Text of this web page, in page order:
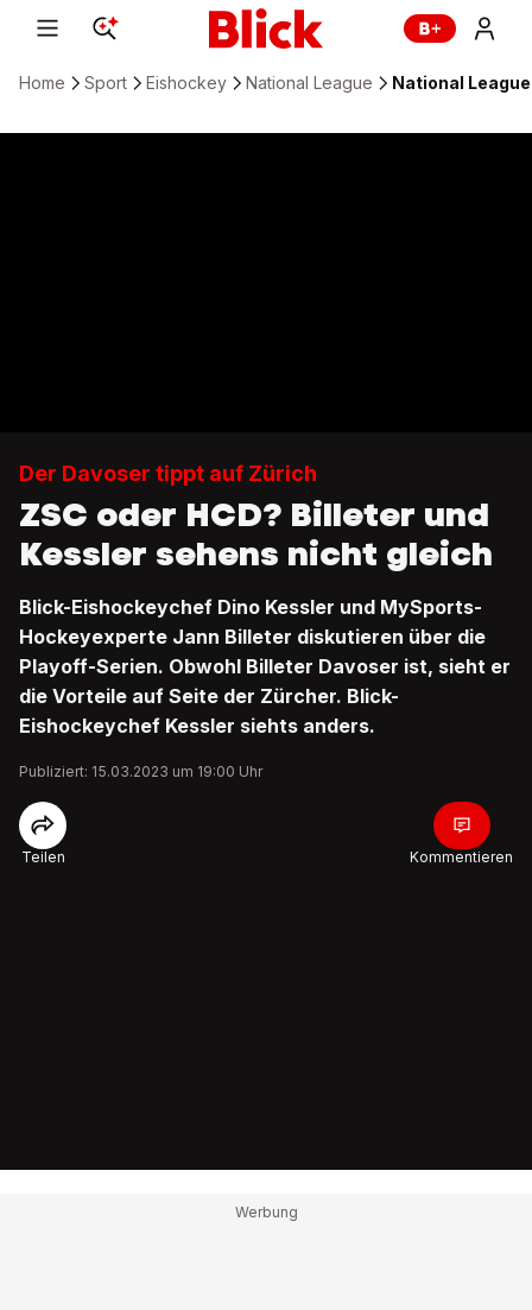
Home Sport Eishockey National League National
Der Davoser tippt auf Zürich
ZSC oder HCD? Billeter und
Kessler sehens nicht gleich
Blick-Eishockeychef Dino Kessler und MySports-
Hockeyexperte Jann Billeter diskutieren über die
Playoff-Serien. Obwohl Billeter Davoser ist, sieht er
die Vorteile auf Seite der Zürcher. Blick-
Eishockeychef Kessler siehts anders.
Publiziert: 15.03.2023 um 19:00 Uhr
Teilen Kommentieren